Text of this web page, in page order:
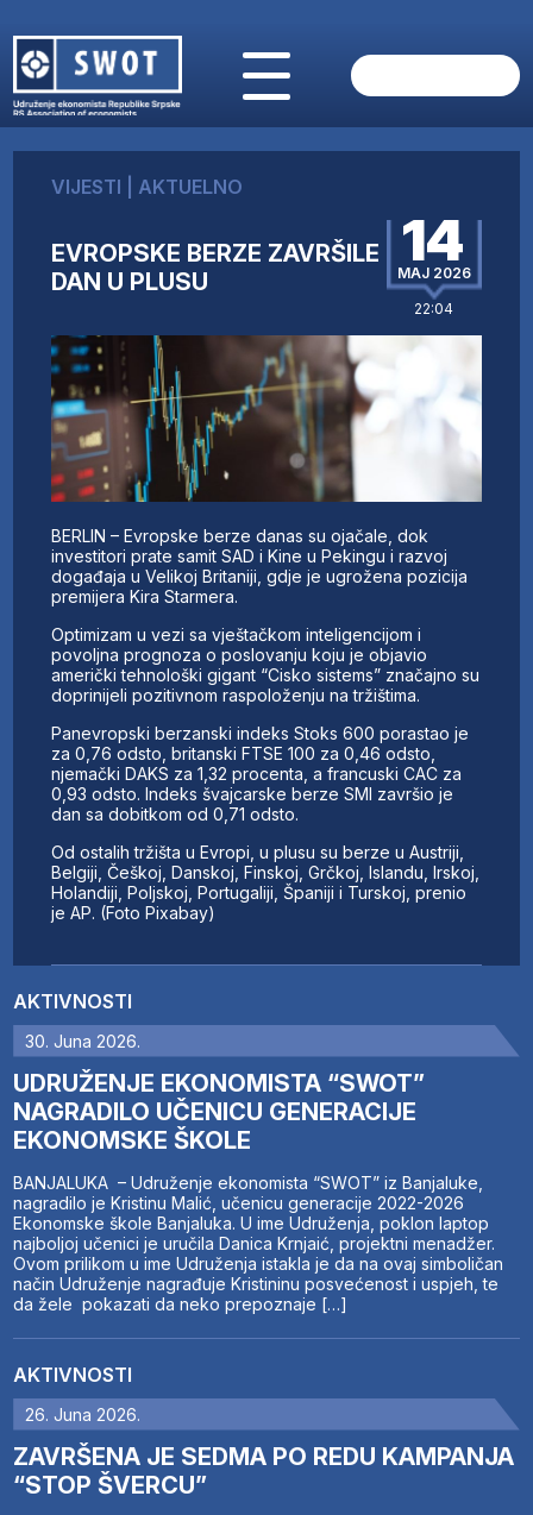
O NAMA
ANALIZE
KOMPANIJE
IZ STRANIH MEDIJA
AKTIVNOSTI
SWOT INTERVJU
UČLANI SE
KONTAKT
AKTIVNOSTI
30. Juna 2026.
UDRUŽENJE EKONOMISTA “SWOT”
NAGRADILO UČENICU GENERACIJE
EKONOMSKE ŠKOLE
BANJALUKA – Udruženje ekonomista “SWOT” iz Banjaluke,
nagradilo je Kristinu Malić, učenicu generacije 2022-2026
Ekonomske škole Banjaluka. U ime Udruženja, poklon laptop
najboljoj učenici je uručila Danica Krnjaić, projektni menadžer.
Ovom prilikom u ime Udruženja istakla je da na ovaj simboličan
način Udruženje nagrađuje Kristininu posvećenost i uspjeh, te
da žele pokazati da neko prepoznaje […]
AKTIVNOSTI
26. Juna 2026.
ZAVRŠENA JE SEDMA PO REDU KAMPANJA
“STOP ŠVERCU”
VIJESTI AKTUELNO
EVROPSKE BERZE ZAVRŠILE
DAN U PLUSU
14
MAJ 2026
22:04
BERLIN – Evropske berze danas su ojačale, dok
investitori prate samit SAD i Kine u Pekingu i razvoj
događaja u Velikoj Britaniji, gdje je ugrožena pozicija
premijera Kira Starmera.
Optimizam u vezi sa vještačkom inteligencijom i
povoljna prognoza o poslovanju koju je objavio
američki tehnološki gigant “Cisko sistems” značajno su
doprinijeli pozitivnom raspoloženju na tržištima.
Panevropski berzanski indeks Stoks 600 porastao je
za 0,76 odsto, britanski FTSE 100 za 0,46 odsto,
njemački DAKS za 1,32 procenta, a francuski CAC za
0,93 odsto. Indeks švajcarske berze SMI završio je
dan sa dobitkom od 0,71 odsto.
Od ostalih tržišta u Evropi, u plusu su berze u Austriji,
Belgiji, Češkoj, Danskoj, Finskoj, Grčkoj, Islandu, Irskoj,
Holandiji, Poljskoj, Portugaliji, Španiji i Turskoj, prenio
je AP. (Foto Pixabay)